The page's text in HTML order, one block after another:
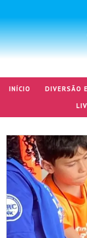
INÍCIO DIVERSÃO